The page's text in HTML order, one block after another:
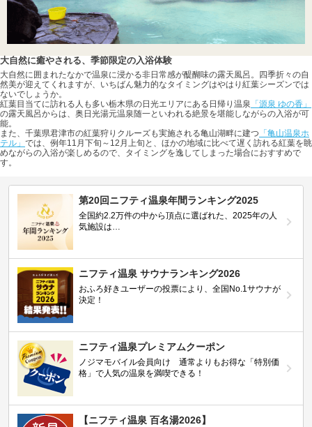
大自然に癒やされる、季節限定の入浴体験
大自然に囲まれたなかで温泉に浸かる非日常感が醍醐味の露天風呂。四季折々の自
然美が迎えてくれますが、いちばん魅力的なタイミングはやはり紅葉シーズンでは
ないでしょうか。
紅葉目当てに訪れる人も多い栃木県の日光エリアにある日帰り温泉 「源泉 ゆの香」
の露天風呂からは、奥日光湯元温泉随一といわれる絶景を堪能しながらの入浴が可
能。
また、千葉県君津市の紅葉狩りクルーズも実施される亀山湖畔に建つ 「亀山温泉ホ
テル」 では、例年11月下旬～12月上旬と、ほかの地域に比べて遅く訪れる紅葉を眺
めながらの入浴が楽しめるので、タイミングを逸してしまった場合におすすめで
す。
第20回ニフティ温泉年間ランキング2025
全国約2.2万件の中から頂点に選ばれた、2025年の人
気施設は…
ニフティ温泉 サウナランキング2026
おふろ好きユーザーの投票により、全国No.1サウナが
決定！
ニフティ温泉プレミアムクーポン
ノジマモバイル会員向け 通常よりもお得な「特別価
格」で人気の温泉を満喫できる！
【ニフティ温泉 百名湯2026】